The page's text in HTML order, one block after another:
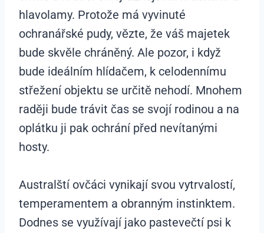
hlavolamy. Protože má vyvinuté
ochranářské pudy, vězte, že váš majetek
bude skvěle chráněný. Ale pozor, i když
bude ideálním hlídačem, k celodennímu
střežení objektu se určitě nehodí. Mnohem
raději bude trávit čas se svojí rodinou a na
oplátku ji pak ochrání před nevítanými
hosty.
Australští ovčáci vynikají svou vytrvalostí,
temperamentem a obranným instinktem.
Dodnes se využívají jako pastevečtí psi k